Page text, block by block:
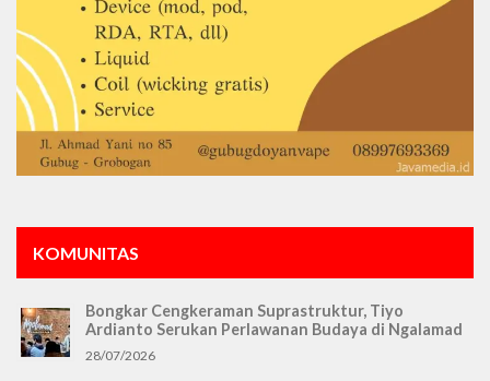
KOMUNITAS
Bongkar Cengkeraman Suprastruktur, Tiyo
Ardianto Serukan Perlawanan Budaya di Ngalamad
28/07/2026